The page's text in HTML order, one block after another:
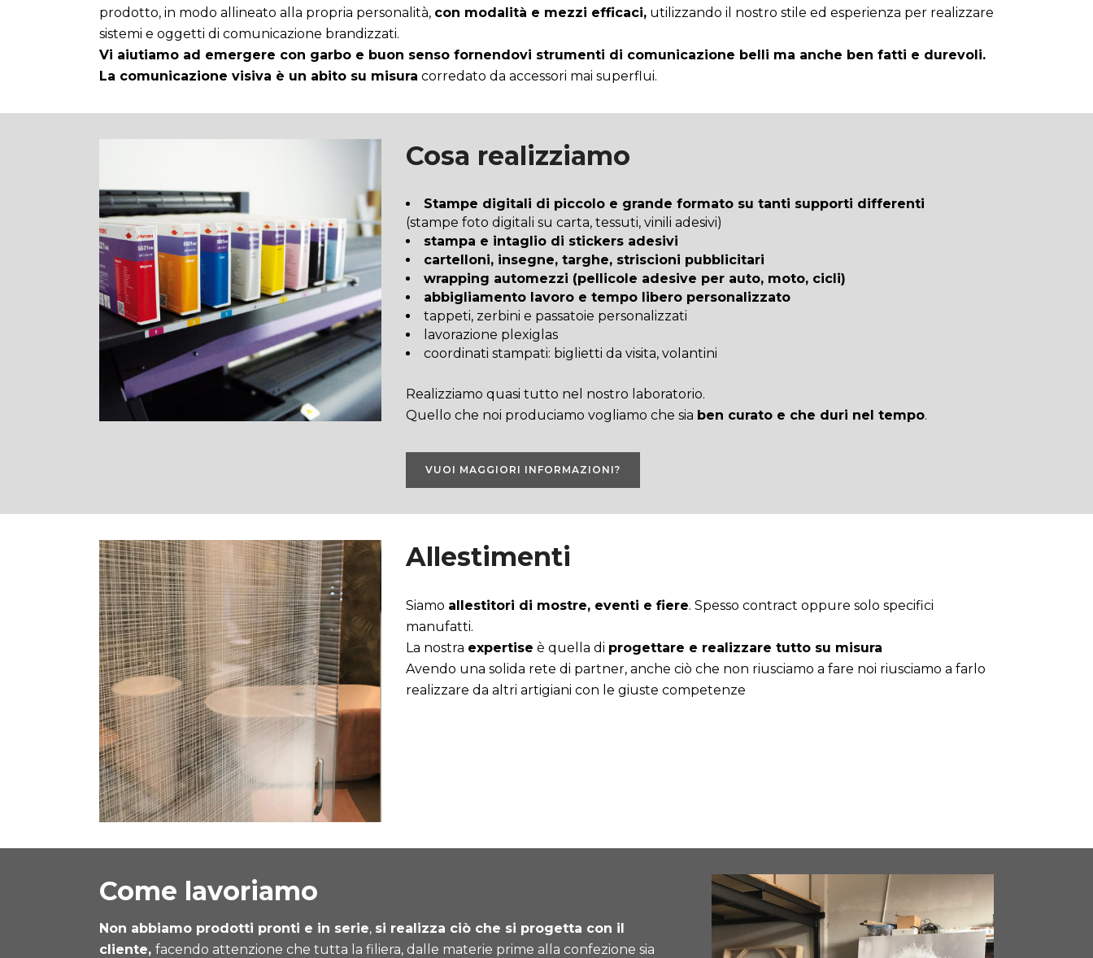
prodotto, in modo allineato alla propria personalità, con modalità e mezzi efficaci, utilizzando il nostro stile ed esperienza per realizzare
sistemi e oggetti di comunicazione brandizzati.
Vi aiutiamo ad emergere con garbo e buon senso fornendovi strumenti di comunicazione belli ma anche ben fatti e durevoli.
La comunicazione visiva è un abito su misura corredato da accessori mai superflui.
Cosa realizziamo
Stampe digitali di piccolo e grande formato su tanti supporti differenti
(stampe foto digitali su carta, tessuti, vinili adesivi)
stampa e intaglio di stickers adesivi
cartelloni, insegne, targhe, striscioni pubblicitari
wrapping automezzi (pellicole adesive per auto, moto, cicli)
abbigliamento lavoro e tempo libero personalizzato
tappeti, zerbini e passatoie personalizzati
lavorazione plexiglas
coordinati stampati: biglietti da visita, volantini
Realizziamo quasi tutto nel nostro laboratorio.
Quello che noi produciamo vogliamo che sia ben curato e che duri nel tempo.
VUOI MAGGIORI INFORMAZIONI?
Allestimenti
Siamo allestitori di mostre, eventi e fiere. Spesso contract oppure solo specifici
manufatti.
La nostra expertise è quella di progettare e realizzare tutto su misura
Avendo una solida rete di partner, anche ciò che non riusciamo a fare noi riusciamo a farlo
realizzare da altri artigiani con le giuste competenze
Come lavoriamo
Non abbiamo prodotti pronti e in serie, si realizza ciò che si progetta con il
cliente, facendo attenzione che tutta la filiera, dalle materie prime alla confezione sia